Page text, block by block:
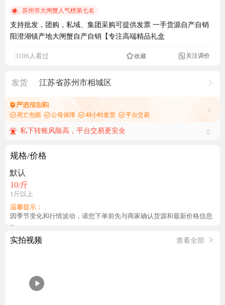
苏州市大闸蟹人气榜第七名
支持批发，团购，私域、集团采购可提供发票 一手货源自产自销
阳澄湖镇产地大闸蟹自产自销【专注高端精品礼盒
3106人看过 收藏 关注调价
发货 江苏省苏州市相城区
死亡包赔 公母保障 48小时发货 平台交易
私下转账风险高，平台交易更安全
规格/价格
默认
10/斤
1斤以上
温馨提示：
因季节变化和行情波动，请您下单前先与商家确认货源和最新价格信息
~
实拍视频 查看全部